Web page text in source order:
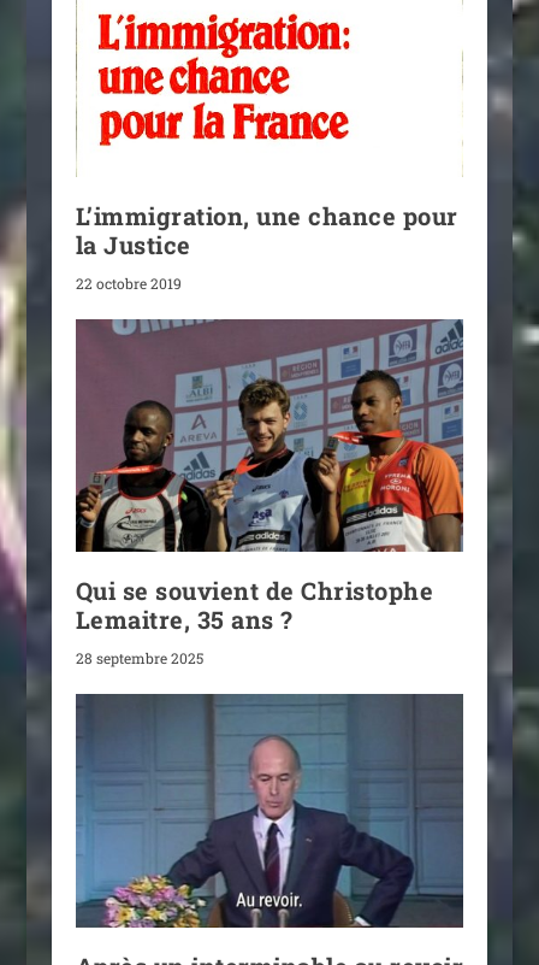
L’immigration, une chance pour
la Justice
22 octobre 2019
Qui se souvient de Christophe
Lemaitre, 35 ans ?
28 septembre 2025